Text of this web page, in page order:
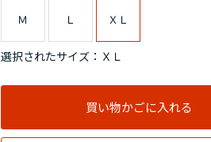
Ｍ Ｌ ＸＬ
選択されたサイズ：ＸＬ
買い物かごに入れる